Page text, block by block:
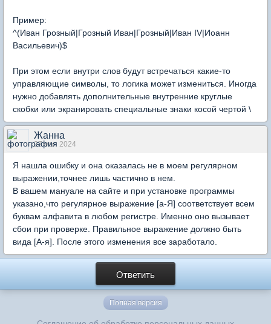
Пример:
^(Иван Грозный|Грозный Иван|Грозный|Иван IV|Иоанн
Васильевич)$
При этом если внутри слов будут встречаться какие-то
управляющие символы, то логика может измениться. Иногда
нужно добавлять дополнительные внутренние круглые
скобки или экранировать специальные знаки косой чертой \
Жанна
27 мая 2024
Я нашла ошибку и она оказалась не в моем регулярном
выражении,точнее лишь частично в нем.
В вашем мануале на сайте и при установке программы
указано,что регулярное выражение [а-Я] соответствует всем
буквам алфавита в любом регистре. Именно оно вызывает
сбои при проверке. Правильное выражение должно быть
вида [А-я]. После этого изменения все заработало.
Ответить
Полная версия